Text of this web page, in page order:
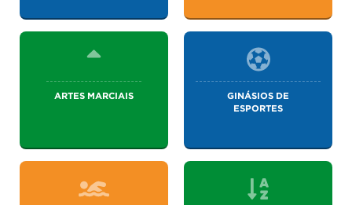
ARTES MARCIAIS
GINÁSIOS DE
ESPORTES